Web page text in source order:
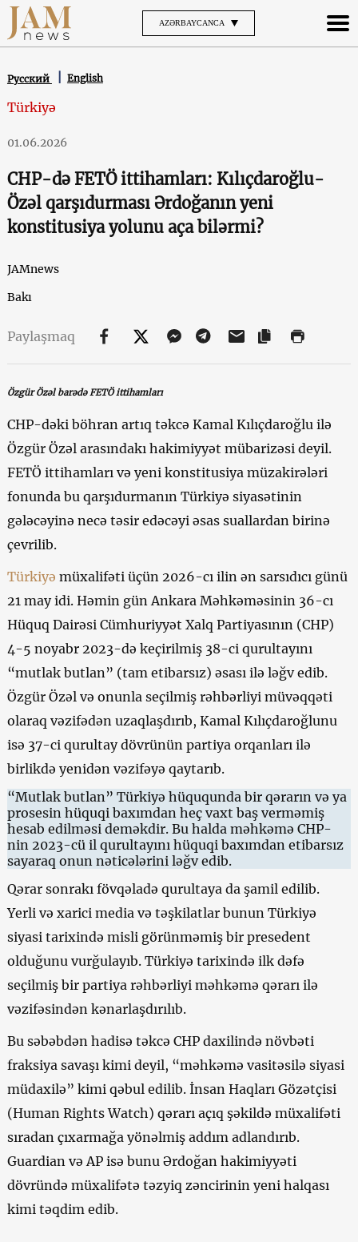
AZƏRBAYCANCA
Русский English
Türkiyə
01.06.2026
CHP-də FETÖ ittihamları: Kılıçdaroğlu-
Özəl qarşıdurması Ərdoğanın yeni
konstitusiya yolunu aça bilərmi?
JAMnews
Bakı
Paylaşmaq
Özgür Özəl barədə FETÖ ittihamları
CHP-dəki böhran artıq təkcə Kamal Kılıçdaroğlu ilə
Özgür Özəl arasındakı hakimiyyət mübarizəsi deyil.
FETÖ ittihamları və yeni konstitusiya müzakirələri
fonunda bu qarşıdurmanın Türkiyə siyasətinin
gələcəyinə necə təsir edəcəyi əsas suallardan birinə
çevrilib.
Türkiyə müxalifəti üçün 2026-cı ilin ən sarsıdıcı günü
21 may idi. Həmin gün Ankara Məhkəməsinin 36-cı
Hüquq Dairəsi Cümhuriyyət Xalq Partiyasının (CHP)
4-5 noyabr 2023-də keçirilmiş 38-ci qurultayını
“mutlak butlan” (tam etibarsız) əsası ilə ləğv edib.
Özgür Özəl və onunla seçilmiş rəhbərliyi müvəqqəti
olaraq vəzifədən uzaqlaşdırıb, Kamal Kılıçdaroğlunu
isə 37-ci qurultay dövrünün partiya orqanları ilə
birlikdə yenidən vəzifəyə qaytarıb.
“Mutlak butlan” Türkiyə hüququnda bir qərarın və ya
prosesin hüquqi baxımdan heç vaxt baş verməmiş
hesab edilməsi deməkdir. Bu halda məhkəmə CHP-
nin 2023-cü il qurultayını hüquqi baxımdan etibarsız
sayaraq onun nəticələrini ləğv edib.
Qərar sonrakı fövqəladə qurultaya da şamil edilib.
Yerli və xarici media və təşkilatlar bunun Türkiyə
siyasi tarixində misli görünməmiş bir presedent
olduğunu vurğulayıb. Türkiyə tarixində ilk dəfə
seçilmiş bir partiya rəhbərliyi məhkəmə qərarı ilə
vəzifəsindən kənarlaşdırılıb.
Bu səbəbdən hadisə təkcə CHP daxilində növbəti
fraksiya savaşı kimi deyil, “məhkəmə vasitəsilə siyasi
müdaxilə” kimi qəbul edilib. İnsan Haqları Gözətçisi
(Human Rights Watch) qərarı açıq şəkildə müxalifəti
sıradan çıxarmağa yönəlmiş addım adlandırıb.
Guardian və AP isə bunu Ərdoğan hakimiyyəti
dövründə müxalifətə təzyiq zəncirinin yeni halqası
kimi təqdim edib.